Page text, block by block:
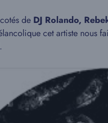
de DJ Rolando,
cet artiste